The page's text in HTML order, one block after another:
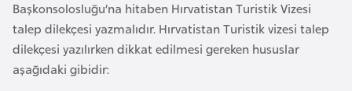
İ
ş
l
e
Başkonsolosluğu’na hitaben Hırvatistan Turistik Vizesi
talep dilekçesi yazmalıdır. Hırvatistan Turistik vizesi talep
dilekçesi yazılırken dikkat edilmesi gereken hususlar
aşağıdaki gibidir:
r
y
a